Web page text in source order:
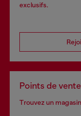
exclusifs.
Points de vente
Trouvez un